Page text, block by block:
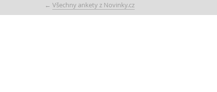
← Všechny ankety z Novinky.cz